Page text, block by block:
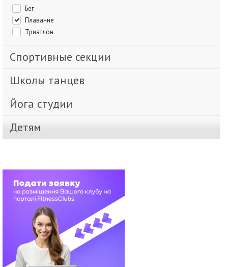
Бег
Плавание
Триатлон
Спортивные секции
Школы танцев
Йога студии
Детям